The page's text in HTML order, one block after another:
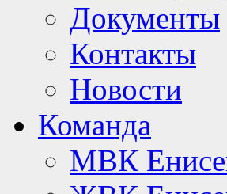
Документы
Контакты
Новости
Команда
МВК